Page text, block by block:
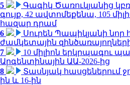
5
Գագիկ Ծառուկյանից
գույք, 42 ավտոմեքենա, 105
հազար դրամ
6
Սուրեն Պապիկյանի նոր
ժամկետային
7
10 միլիոն երկրպագու
Արգենտինային ԱԱ-2026-ից
8
Տասնյակ հասցեներում
ին և 16-ին